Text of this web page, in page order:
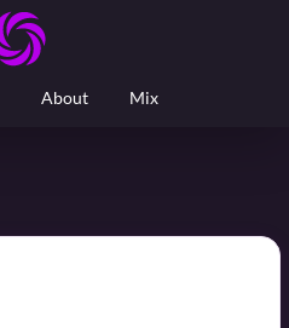
About Mix